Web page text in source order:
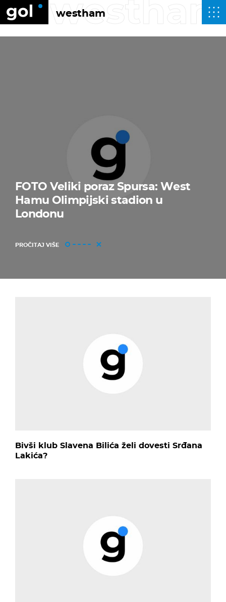
westham
westham
FOTO Veliki poraz Spursa: West
Hamu Olimpijski stadion u
Londonu
PROČITAJ VIŠE
Bivši klub Slavena Bilića želi dovesti Srđana
Lakića?